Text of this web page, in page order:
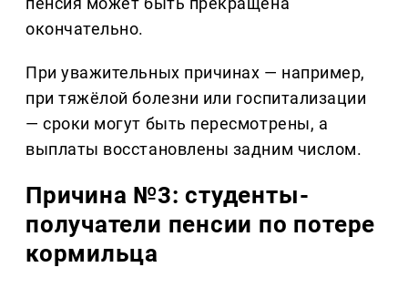
окончательно.
При уважительных причинах — например,
при тяжёлой болезни или госпитализации
— сроки могут быть пересмотрены, а
выплаты восстановлены задним числом.
Причина №3: студенты-
получатели пенсии по потере
кормильца